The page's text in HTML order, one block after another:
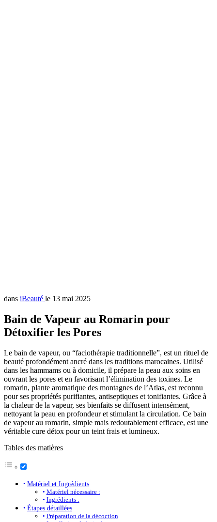
dans iBeauté le 13 mai 2025
Bain de Vapeur au Romarin pour
Détoxifier les Pores
Le bain de vapeur, ou “faciothérapie traditionnelle”, est un rituel de
beauté profondément ancré dans les traditions marocaines. Utilisé
dans les hammams ou à domicile, il prépare la peau aux soins en
ouvrant les pores et en favorisant l’élimination des toxines. Le
romarin, plante aromatique des montagnes de l’Atlas, est reconnu
pour ses propriétés purifiantes, antiseptiques et tonifiantes. Grâce à
la chaleur de la vapeur, ses bienfaits se diffusent intensément,
nettoyant la peau en profondeur et stimulant la circulation. Ce bain
de vapeur au romarin, simple mais redoutablement efficace, est une
véritable cure détox pour un teint frais et lumineux.
Tables des matières
Matériel et Ingrédients
Matériel nécessaire :
Ingrédients :
Étapes détaillées
Préparation de la décoction